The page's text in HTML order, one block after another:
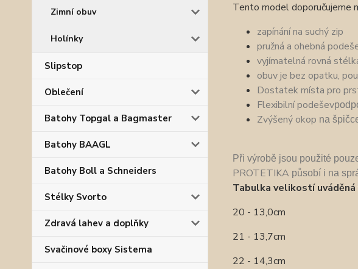
Zimní obuv
Holínky
Slipstop
Oblečení
Batohy Topgal a Bagmaster
Batohy BAAGL
Batohy Boll a Schneiders
Stélky Svorto
Zdravá lahev a doplňky
Svačinové boxy Sistema
Tento model doporučujeme
zapínání na suchý zip
pružná a ohebná
vyjímatelná rovná
obuv je bez opatku,
Dostatek místa pro
Flexibilní podešev
Zvýšený okop na
Při výrobě jsou použité
PROTETIKA působí i na
Tabulka velikostí uváděná
20 - 13,0cm
21 - 13,7cm
22 - 14,3cm